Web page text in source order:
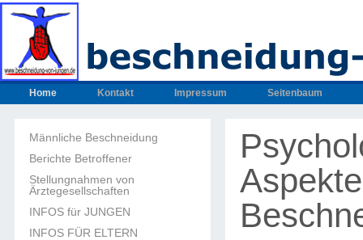
Home Kontakt Impressum Seitenbaum
Männliche Beschneidung
Berichte Betroffener
Stellungnahmen von
Ärztegesellschaften
INFOS für JUNGEN
INFOS FÜR ELTERN